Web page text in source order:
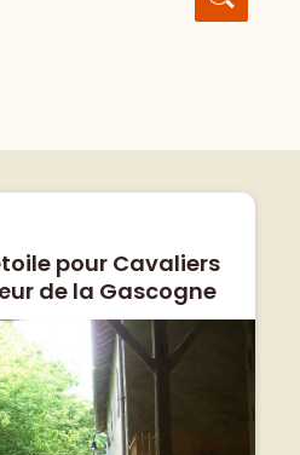
pour Cavaliers
de la Gascogne